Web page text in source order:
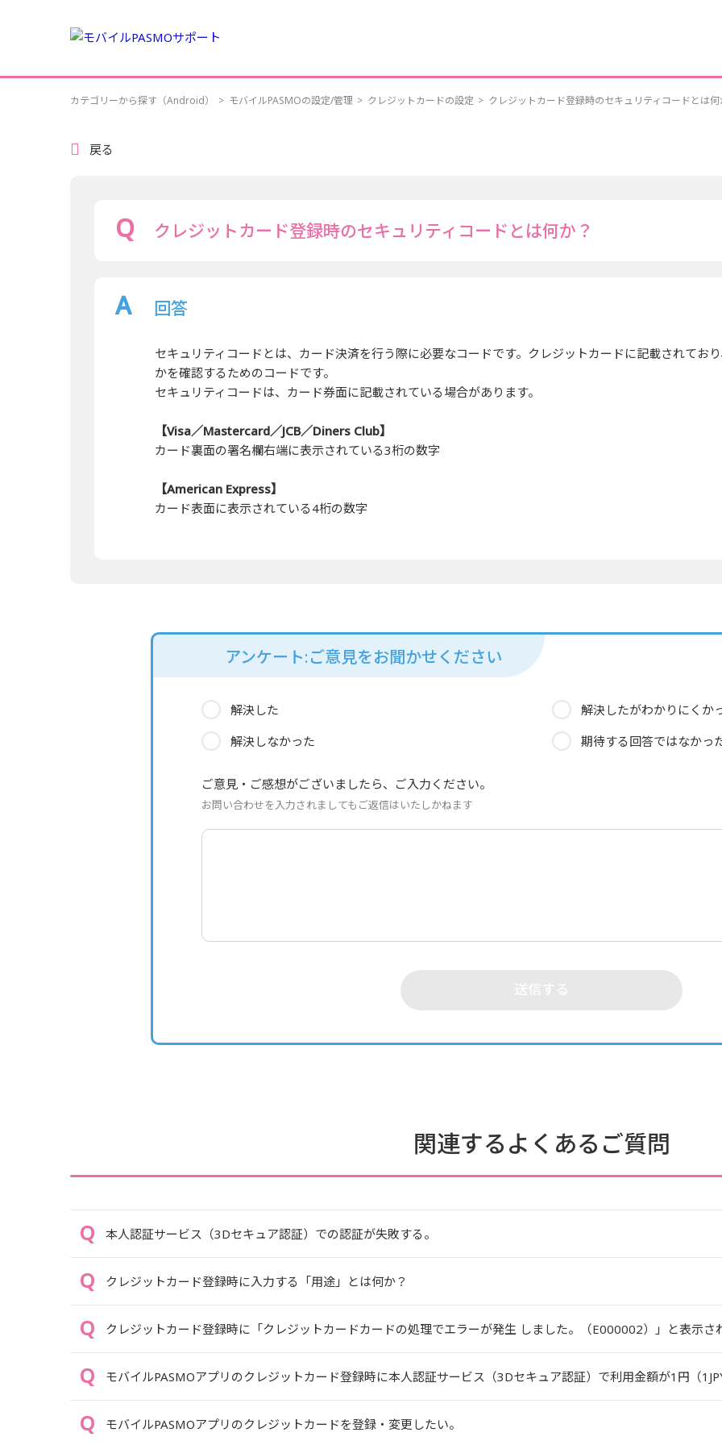
カテゴリーから探す（Android） > モバイルPASMOの設定/管理 > クレジットカードの設定 > クレジットカード登録時のセキュリティコードとは
戻る
クレジットカード登録時のセキュリティコードとは何か？
回答
セキュリティコードとは、カード決済を行う際に必要なコードです。クレジットカードに記載されてお
かを確認するためのコードです。
セキュリティコードは、カード券面に記載されている場合があります。
【Visa／Mastercard／JCB／Diners Club】
カード裏面の署名欄右端に表示されている3桁の数字
【American Express】
カード表面に表示されている4桁の数字
アンケート:ご意見をお聞かせください
解決した
解決したがわかりにくか
解決しなかった
期待する回答ではなかっ
ご意見・ご感想がございましたら、ご入力ください。
お問い合わせを入力されましてもご返信はいたしかねます
関連するよくあるご質問
本人認証サービス（3Dセキュア認証）での認証が失敗する。
クレジットカード登録時に入力する「用途」とは何か？
クレジットカード登録時に「クレジットカードカードの処理でエラーが発生 しました。（E000002）」と表示さ
モバイルPASMOアプリのクレジットカード登録時に本人認証サービス（3Dセキュア認証）で利用金額が1円（
モバイルPASMOアプリのクレジットカードを登録・変更したい。